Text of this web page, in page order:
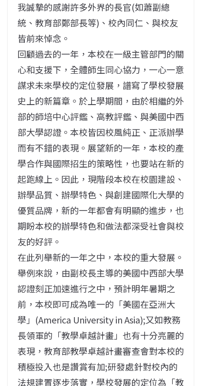
我誠摯的感謝許多外界的長官(如蕭副總
統、教育部鄭部長等)、校內同仁、與校友
皆前來悼念。
回顧過去的一年，本校在一級主管部門的關
心和支援下，全體師生同心協力，一心一意
謀求未來學校的定位發展，譜寫了學校發展
史上的新篇章。於上學期間，由於相繼的外
部的師培中心評鑑、高教評鑑、與美國中西
部大學認證。本校皆因校風純正、正派辦學
而有不錯的表現。展望新的一年，本校的產
學合作與國際招生的策略性，也要站在新的
起跑線上。因此，現階段本校在校園建設、
辦學品質、辦學特色、與創建國際化大學的
優質品牌，新的一年都會有明顯的進步，也
期盼本校的辦學特色和做法都深受社會與校
友的好評。
在此列舉新的一年之中，本校的重大發展。
舉例來說，由副校長主導的美國中西部大學
認證刻正加速進行之中，預計明年暑期之
前，本校即可成為唯一的「美國在亞洲大
學」(America University in Asia);又如教務
長領軍的「教學卓越計畫」也有十分亮麗的
表現，教育部教學卓越計畫審查會對本校的
積極投入也是讚賞有加;研發處針對校內的
法規建置逐步落實，學校發展的定位為「教